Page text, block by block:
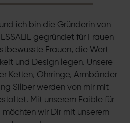
ich bin die Gründerin von
gegründet für Frauen
Frauen, die Wert
und Design legen. Unsere
Ketten, Ohrringe, Armbänder
Silber werden von mir mit
Mit unserem Faible für
möchten wir Dir mit unserem